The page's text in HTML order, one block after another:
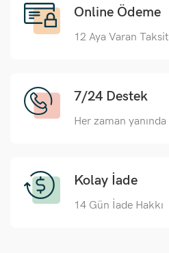
Online Ödeme
12 Aya Varan Taksit
7/24 Destek
Her zaman yanında
Kolay İade
14 Gün İade Hakkı